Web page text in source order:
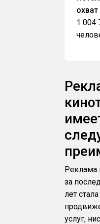
1 004
Реклама
за
лет
услуг,